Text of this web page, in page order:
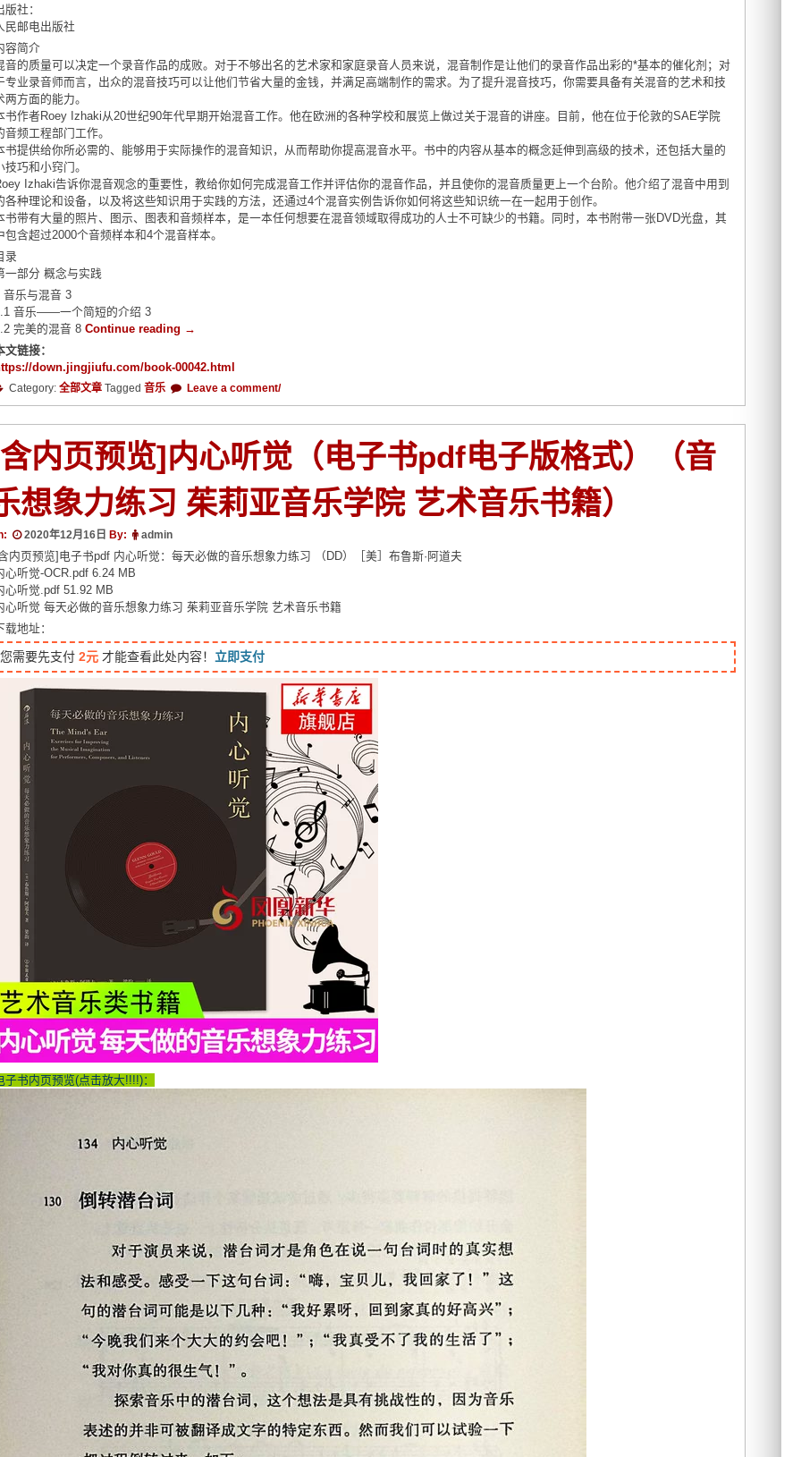
版社：
民邮电出版社
容简介
音的质量可以决定一个录音作品的成败。对于不够出名的艺术家和家庭录音人员来说，混音制作是让他们的录音作品出彩的*基本的催化剂；对
专业录音师而言，出众的混音技巧可以让他们节省大量的金钱，并满足高端制作的需求。为了提升混音技巧，你需要具备有关混音的艺术和技
两方面的能力。
书作者Roey Izhaki从20世纪90年代早期开始混音工作。他在欧洲的各种学校和展览上做过关于混音的讲座。目前，他在位于伦敦的SAE学院
音频工程部门工作。
书提供给你所必需的、能够用于实际操作的混音知识，从而帮助你提高混音水平。书中的内容从基本的概念延伸到高级的技术，还包括大量的
技巧和小窍门。
Izhaki告诉你混音观念的重要性，教给你如何完成混音工作并评估你的混音作品，并且使你的混音质量更上一个台阶。他介绍了混音中用到
各种理论和设备，以及将这些知识用于实践的方法，还通过4个混音实例告诉你如何将这些知识统一在一起用于创作。
书带有大量的照片、图示、图表和音频样本，是一本任何想要在混音领域取得成功的人士不可缺少的书籍。同时，本书附带一张DVD光盘，其
包含超过2000个音频样本和4个混音样本。
录
一部分 概念与实践
音乐与混音 3
音乐——一个简短的介绍 3
完美的混音 8Continue reading
“混
指
付
资
料
音
师
作
艺
技
巧
乐
程
书
伊
基
（电
子
pdf
→
文链接：
down.jingjiufu.com/book-00042.html
Category: 全部文章 Tagged 音乐 Leave a comment/
内页预览]内心听觉（电子书pdf电子版格式）（音
想象力练习 茱莉亚音乐学院 艺术音乐书籍）
2020年12月16日 By: admin
内页预览]电子书pdf 内心听觉：每天必做的音乐想象力练习 （DD）［美］布鲁斯·阿道夫
心听觉-OCR.pdf 6.24 MB
心听觉.pdf 51.92 MB
心听觉 每天必做的音乐想象力练习 茱莉亚音乐学院 艺术音乐书籍
载地址：
您需要先支付 2元 才能查看此处内容！ 立即支付
子书内页预览(点击放大!!!!)：